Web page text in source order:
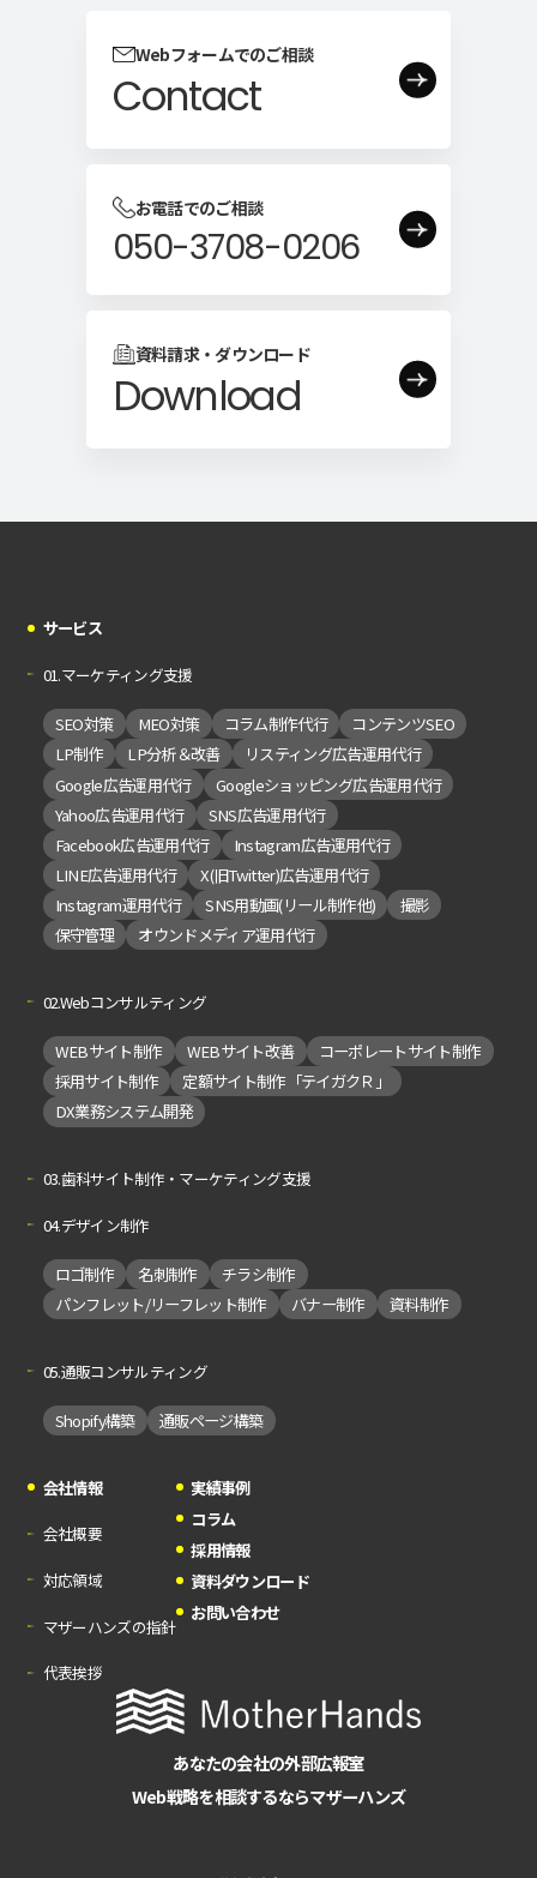
Webフォームでのご相談
Contact
お電話でのご相談
050-3708-0206
資料請求・ダウンロード
Download
あなたの会社の外部広報室
Web戦略を相談するならマザーハンズ
サービス
01.マーケティング支援
SEO対策 MEO対策 コラム制作代行
コンテンツSEO
LP制作
LP分析＆改善
リスティング広告運用代行
Google広告運用代行
Googleショッピング広告運用代行
Yahoo広告運用代行
SNS広告運用代行
Facebook広告運用代行
Instagram広告運用代行
LINE広告運用代行
X(旧Twitter)広告運用代行
Instagram運用代行
SNS用動画(リール制作他)
撮影
保守管理
オウンドメディア運用代行
02.Webコンサルティング
WEBサイト制作 WEBサイト改善
コーポレートサイト制作
採用サイト制作
定額サイト制作「テイガクＲ」
DX業務システム開発
03.歯科サイト制作・マーケティング支援
04.デザイン制作
ロゴ制作 名刺制作
チラシ制作
パンフレット/リーフレット制作
バナー制作 資料制作
05.通販コンサルティング
Shopify構築 通販ページ構築
会社情報
会社概要
対応領域
マザーハンズの指針
代表挨拶
実績事例
コラム
採用情報
資料ダウンロード
お問い合わせ